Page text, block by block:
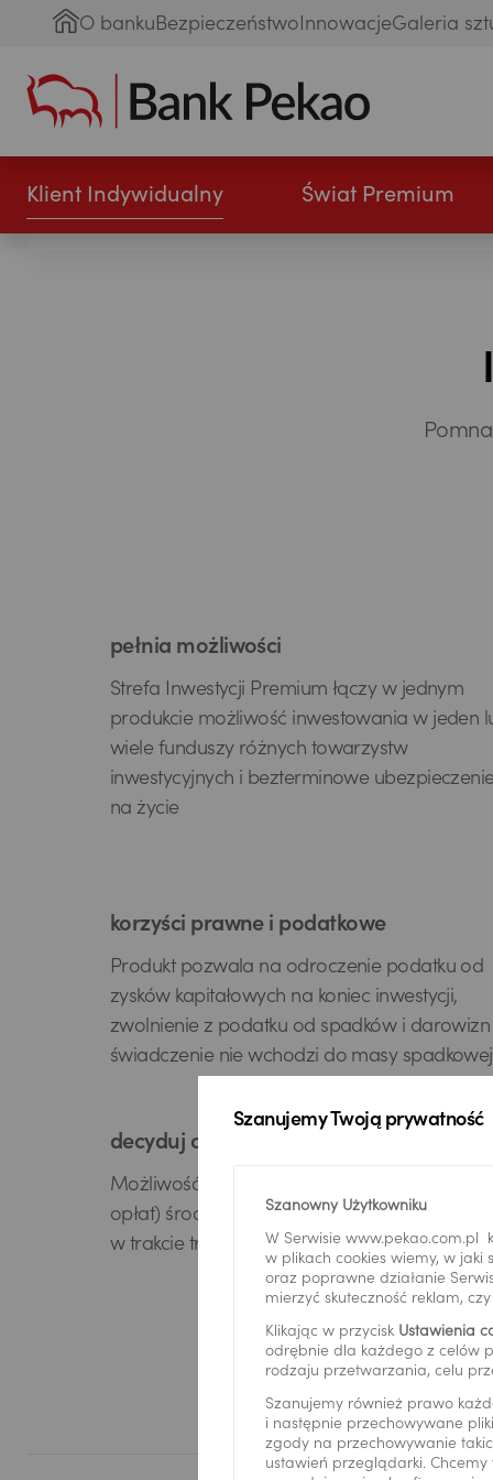
O bankuBezpieczeństwoInnowacjeGaleria
Klient Indywidualny Świat Premium
pełnia możliwości
Strefa Inwestycji Premium łączy w jednym
produkcie możliwość inwestowania w jeden
wiele funduszy różnych towarzystw
inwestycyjnych i bezterminowe ubezpieczenie
na życie
korzyści prawne i podatkowe
Produkt pozwala na odroczenie podatku od
zysków kapitałowych na koniec inwestycji,
zwolnienie z podatku od spadków i darowizn
świadczenie nie wchodzi do masy spadkowej
decyduj o zainwestowanych środkach
Możliwość przenoszenia (bez dodatkowych
opłat) środków pomiędzy różnymi funduszami
w trakcie trwania inwestycji
Szanujemy Twoją prywatność
Szanowny Użytkowniku
W Serwisie www.pekao.com.pl
w plikach cookies wiemy, w
oraz poprawne działanie
mierzyć skuteczność reklam,
Klikając w przycisk Ustawienia
odrębnie dla każdego z celów
rodzaju przetwarzania, celu
Szanujemy również prawo
i następnie przechowywane
zgody na przechowywanie
ustawień przeglądarki.